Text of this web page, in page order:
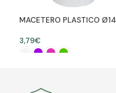
MACETERO PLASTICO Ø14
3,79€